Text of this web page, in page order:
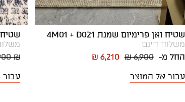
שטיח ואן פרימיום שמנת 4M01 + D021
משלוח חינם
החל מ-₪ 6,900
₪ 6,210
עבור אל המוצר
שטיח
₪